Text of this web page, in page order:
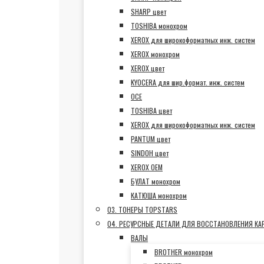
SHARP цвет
TOSHIBA монохром
XEROX для широкоформатных инж. систем
XEROX монохром
XEROX цвет
KYOCERA для шир.формат. инж. систем
OCE
TOSHIBA цвет
XEROX для широкоформатных инж. систем
PANTUM цвет
SINDOH цвет
XEROX OEM
БУЛАТ монохром
КАТЮША монохром
03. ТОНЕРЫ TOPSTARS
04. РЕСУРСНЫЕ ДЕТАЛИ ДЛЯ ВОССТАНОВЛЕНИЯ
ВАЛЫ
BROTHER монохром